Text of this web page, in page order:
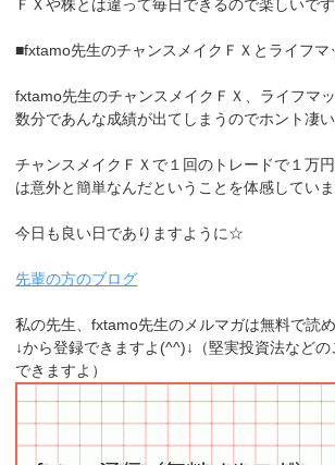
ＦＸや株とは違って毎日できるので楽しいです
■fxtamo先生のチャンスメイクＦＸとライフマ
fxtamo先生のチャンスメイクＦＸ、ライフマ
数分であんな成績が出てしまうのでホント凄い
チャンスメイクＦＸで１回のトレードで１万
は意外と簡単なんだということを体感していま
今日も良い日でありますように☆
先輩の方のブログ
私の先生、fxtamo先生のメルマガは無料で読め
↓から登録できますよ(^^)↓（堅実投資法など
できますよ）